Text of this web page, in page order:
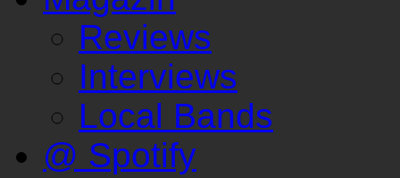
Reviews
Interviews
Local Bands
@ Spotify